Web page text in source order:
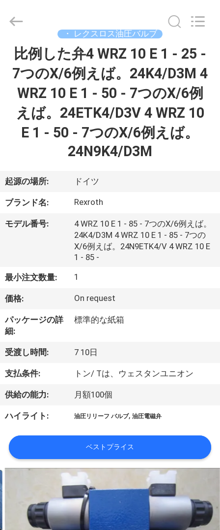
に
つ
い
工
場
旅
行
品
質
私
達
に
2019
Electronic
Rights
・ レクスロス油圧バルブ
比例した弁4 WRZ 10 E 1 - 25 -
7つのX/6例えば。24K4/D3M 4
WRZ 10 E 1 - 50 - 7つのX/6例
えば。24ETK4/D3V 4 WRZ 10
E 1 - 50 - 7つのX/6例えば。
24N9K4/D3M
起源の場所: ドイツ
ブランド名: Rexroth
モデル番号:
4 WRZ 10 E 1 - 85 - 7つのX/6例えば。
24K4/D3M 4 WRZ 10 E 1 - 85 - 7つの
X/6例えば。24N9ETK4/V 4 WRZ 10 E
1 - 85 -
最小注文数量: 1
価格: On request
パッケージの詳
細:
標準的な紙箱
受渡し時間: 7 10日
支払条件: トン/ Tは、ウェスタンユニオン
供給の能力: 月額100個
ハイライト: 油圧リリーフ バルブ,油圧電磁弁
ベストプライス